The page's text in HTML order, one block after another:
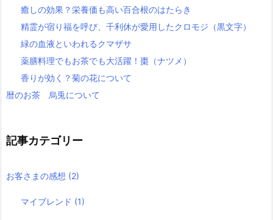
癒しの効果？栄養価も高い百合根のはたらき
精霊が宿り福を呼び、千利休が愛用したクロモジ（黒文字）
緑の血液といわれるクマザサ
薬膳料理でもお茶でも大活躍！棗（ナツメ）
香りが効く？菊の花について
暦のお茶 烏兎について
記事カテゴリー
お客さまの感想 (2)
マイブレンド (1)